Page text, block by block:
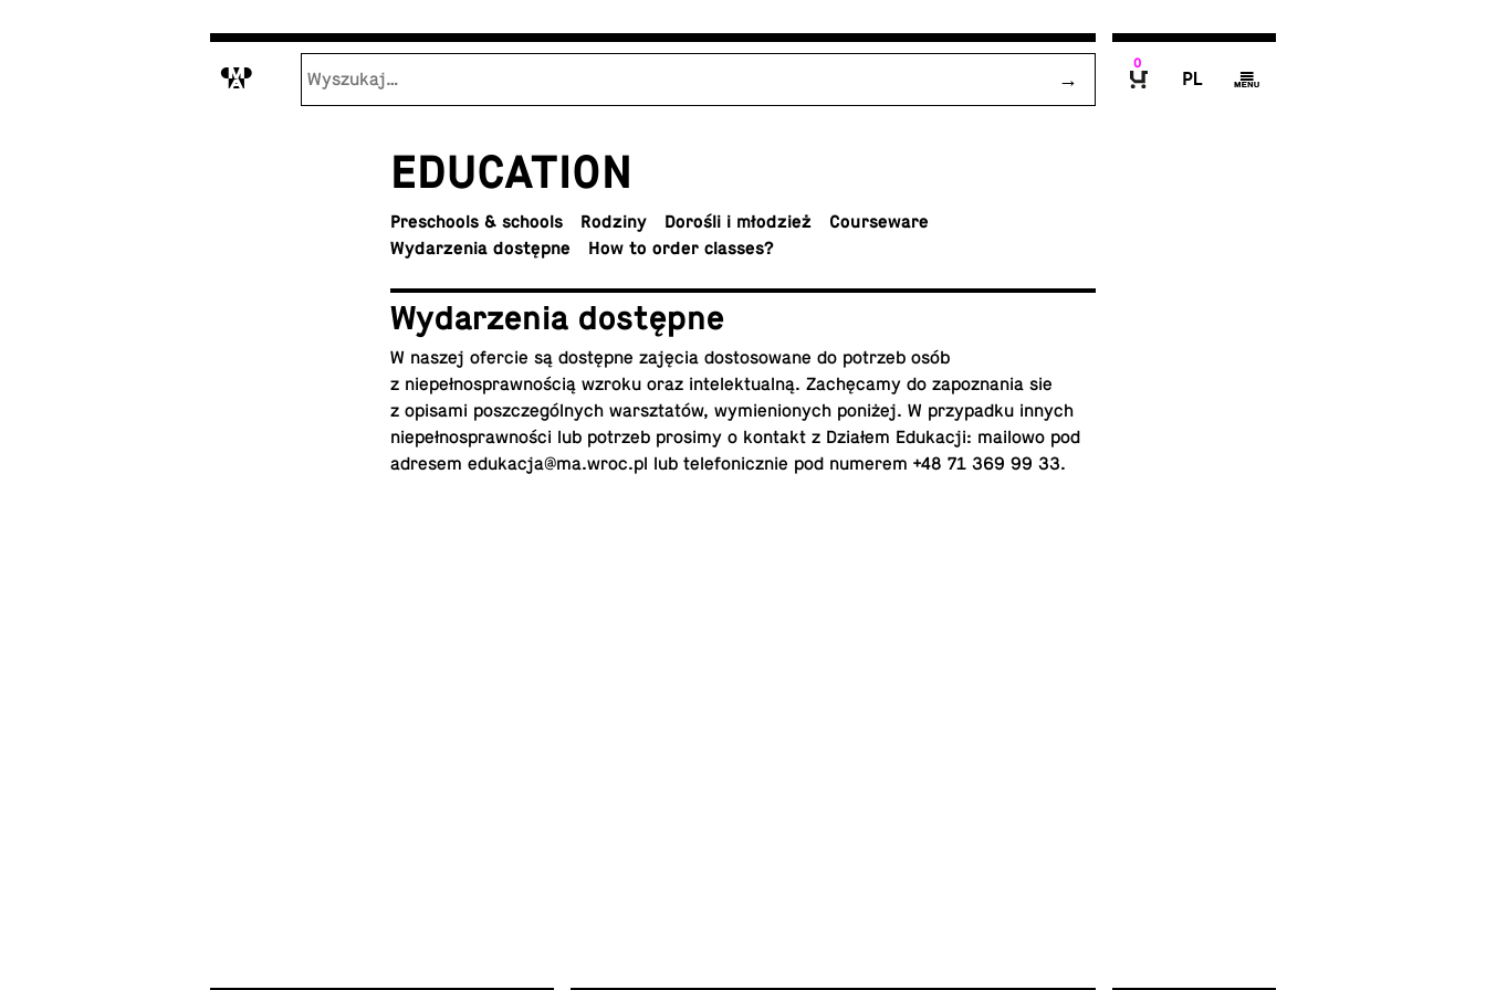
M
0
P g
ED­U­CA­TION
Preschools & schools Rodziny Dorośli i młodzież
Course­ware
Wydarzenia dostępne
How to order classes?
Wydarzenia dostępne
W naszej ofercie są dostępne zajęcia dos­tosowane do potrzeb osób
z niepełnosprawnością wzroku oraz in­telek­tu­alną. Zachęcamy do za­poz­na­nia sie
z opisami poszczególnych warsz­tatów, wymienionych poniżej. W przy­padku innych
niepełnosprawności lub potrzeb prosimy o kontakt z Działem Edukacji: mailowo pod
adresem edukacja@​ma.​wroc.​pl lub tele­fon­icznie pod numerem +48 71 369 99 33.